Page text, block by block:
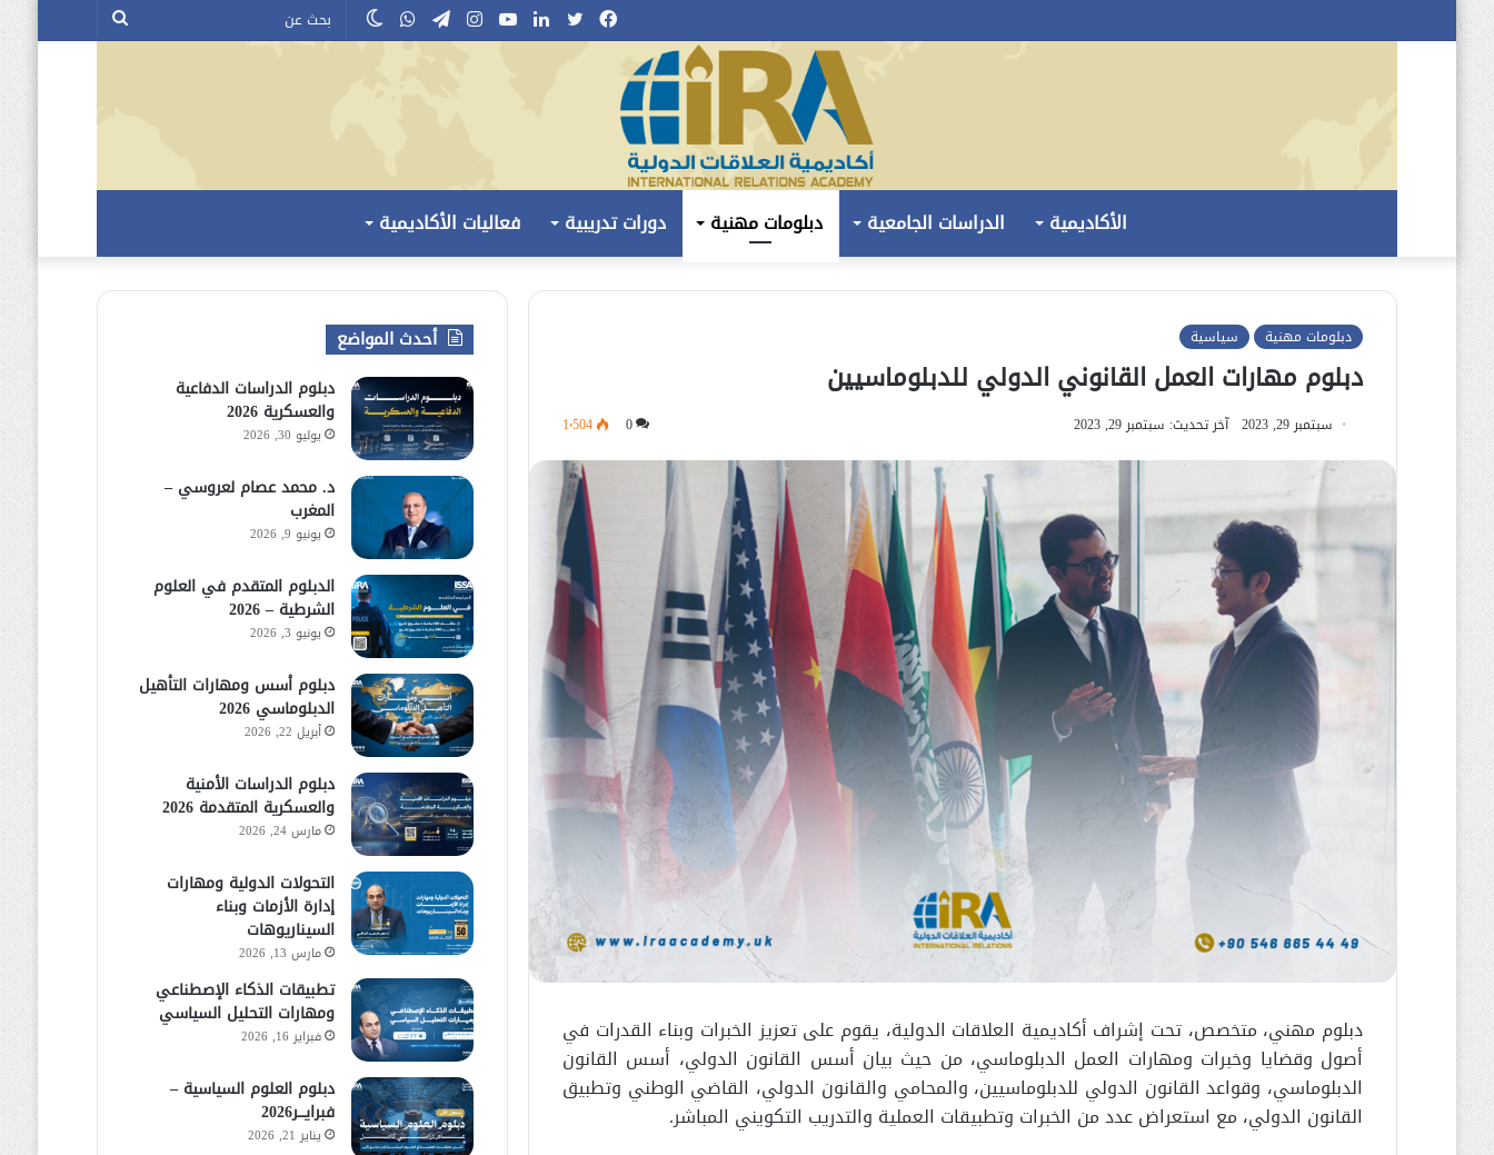
بحث
الوضعواتسابتيلقرام
انستقراميوتيوبلينكدإنتويتر
فيسبوك
الأكاديمية الدراسات الجامعية دبلومات مهنية دورات تدريبية فعاليات الأكاديمية
دبلومات مهنية سياسية
دبلوم مهارات العمل القانوني الدولي للدبلوماسيين
سبتمبر 29, 2023 آخر تحديث: سبتمبر 29, 2023 0 1٬504
دبلوم مهني، متخصص، تحت إشراف أكاديمية العلاقات الدولية، يقوم على تعزيز الخبرات وبناء القدرات في
أصول وقضايا وخبرات ومهارات العمل الدبلوماسي، من حيث بيان أسس القانون الدولي، أسس القانون
الدبلوماسي، وقواعد القانون الدولي للدبلوماسيين، والمحامي والقانون الدولي، القاضي الوطني وتطبيق
القانون الدولي، مع استعراض عدد من الخبرات وتطبيقات العملية والتدريب التكويني المباشر.
أحدث المواضع
دبلوم الدراسات الدفاعية
والعسكرية 2026
يوليو 30, 2026
د. محمد عصام لعروسي –
المغرب
يونيو 9, 2026
الدبلوم المتقدم في العلوم
الشرطية – 2026
يونيو 3, 2026
دبلوم أسس ومهارات التأهيل
الدبلوماسي 2026
أبريل 22, 2026
دبلوم الدراسات الأمنية
والعسكرية المتقدمة 2026
مارس 24, 2026
التحولات الدولية ومهارات
إدارة الأزمات وبناء
السيناريوهات
مارس 13, 2026
تطبيقات الذكاء الإصطناعي
ومهارات التحليل السياسي
فبراير 16, 2026
دبلوم العلوم السياسية –
فبرايـــر2026
يناير 21, 2026